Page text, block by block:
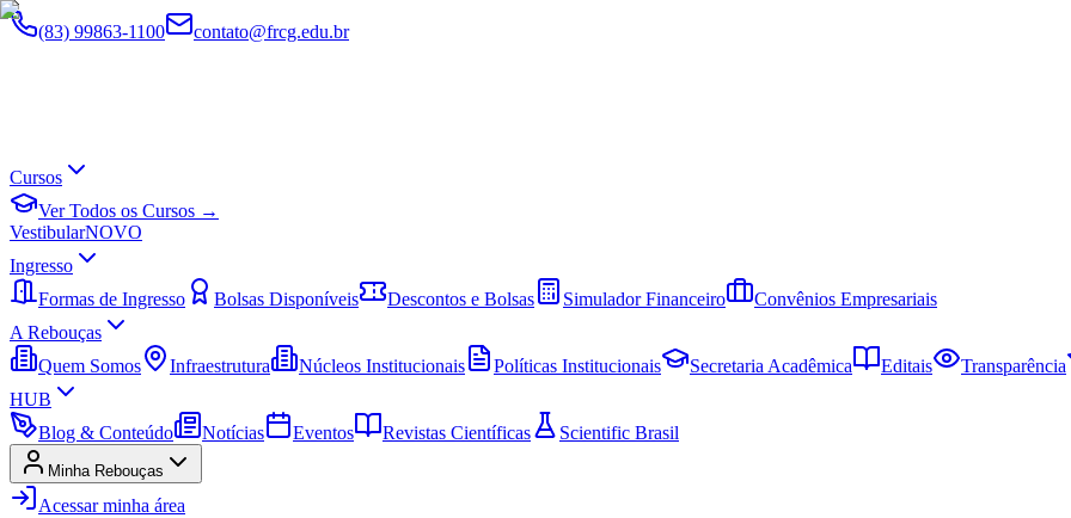
(83) 99863-1100 contato@frcg.edu.br
Cursos
Ver Todos os Cursos →
VestibularNOVO
Ingresso
Formas de Ingresso
Bolsas Disponíveis Descontos e Bolsas Simulador Financeiro
Convênios Empresariais
A Rebouças
Quem Somos
Infraestrutura Núcleos Institucionais Políticas Institucionais Secretaria Acadêmica Editais
Transparência
HUB
Blog & Conteúdo
Notícias Eventos Revistas Científicas Scientific Brasil
Minha Rebouças
Acessar minha área